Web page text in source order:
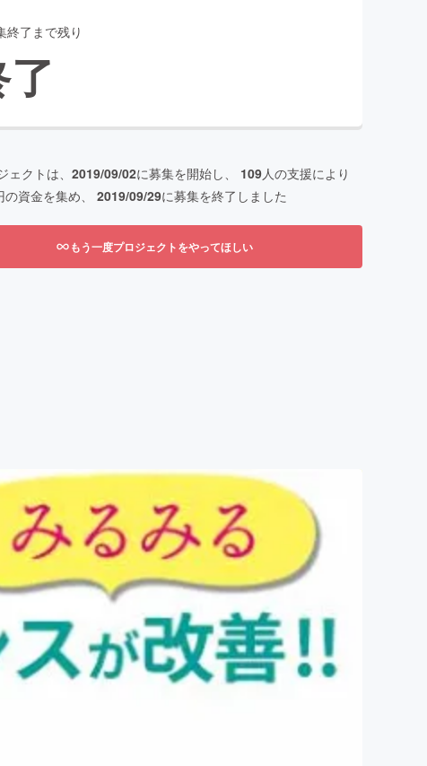
終了まで残り
ェクトは、 2019/09/02に募集を開始し、 109人の支援により
の資金を集め、 2019/09/29に募集を終了しました
もう一度プロジェクトをやってほしい